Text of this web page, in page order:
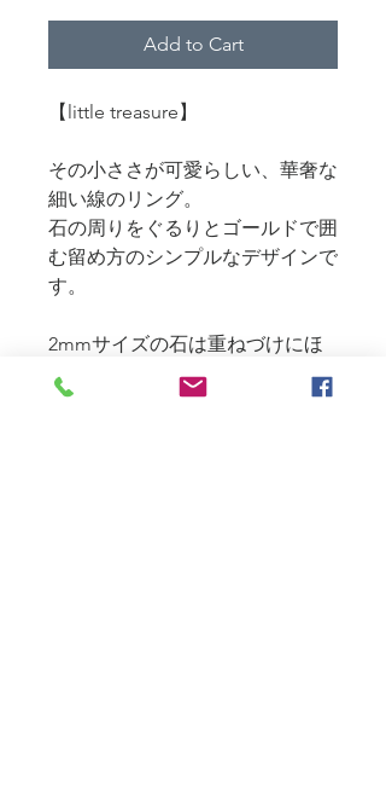
Add to Cart
【little treasure】
その小ささが可愛らしい、華奢な
細い線のリング。
石の周りをぐるりとゴールドで囲
む留め方のシンプルなデザインで
す。
2mmサイズの石は重ねづけにほ
どよいサイズで、
手元が華やかに→自分そのものも